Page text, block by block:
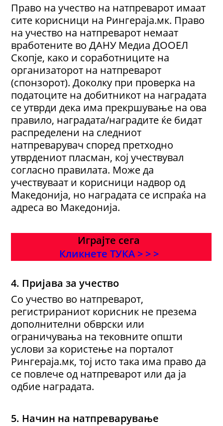
Право на учество на натпреварот имаат
сите корисници на Рингераја.мк. Право
на учество на натпреварот немаат
вработените во ДАНУ Медиа ДООЕЛ
Скопје, како и соработниците на
организаторот на натпреварот
(спонзорот). Доколку при проверка на
податоците на добитникот на наградата
се утврди дека има прекршување на ова
правило, наградата/наградите ќе бидат
распределени на следниот
натпреварувач според претходно
утврдениот пласман, кој учествувал
согласно правилата. Може да
учествуваат и корисници надвор од
Македонија, но наградата се испраќа на
адреса во Македонија.
Играјте сега
Кликнете ТУКА > > >
4. Пријава за учество
Со учество во натпреварот,
регистрираниот корисник не презема
дополнителни обврски или
ограничувања на тековните општи
услови за користење на порталот
Рингераја.мк, тој исто така има право да
се повлече од натпреварот или да ја
одбие наградата.
5. Начин на натпреварување